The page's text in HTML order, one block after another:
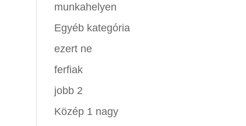
munkahelyen
Egyéb kategória
ezert ne
ferfiak
jobb 2
Közép 1 nagy